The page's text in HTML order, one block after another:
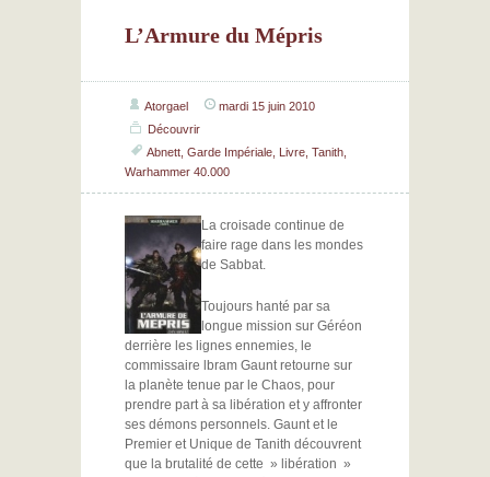
L’Armure du Mépris
Atorgael
mardi 15 juin 2010
Découvrir
Abnett Garde Impériale Livre Tanith
Warhammer 40.000
La croisade continue de
faire rage dans les mondes
de Sabbat.
Toujours hanté par sa
longue mission sur Géréon
derrière les lignes ennemies, le
commissaire lbram Gaunt retourne sur
la planète tenue par le Chaos, pour
prendre part à sa libération et y affronter
ses démons personnels. Gaunt et le
Premier et Unique de Tanith découvrent
que la brutalité de cette » libération »